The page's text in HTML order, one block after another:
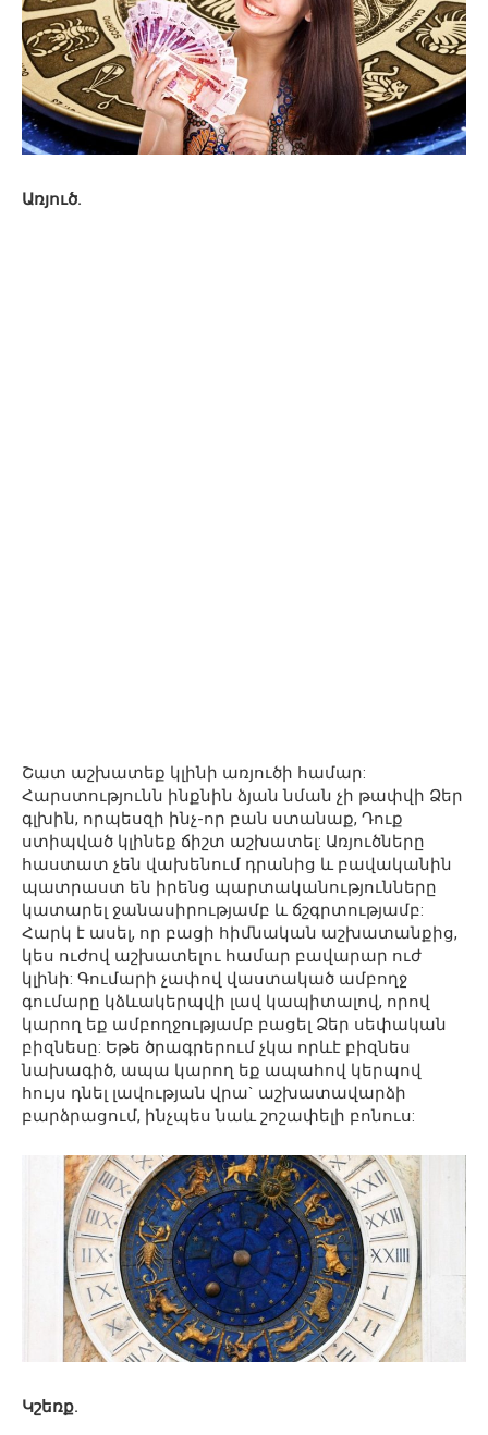
Առյուծ.
Շատ աշխատեք կլինի առյուծի համար:
Հարստությունն ինքնին ձյան նման չի թափվի Ձեր
գլխին, որպեսզի ինչ-որ բան ստանաք, Դուք
ստիպված կլինեք ճիշտ աշխատել: Առյուծները
հաստատ չեն վախենում դրանից և բավականին
պատրաստ են իրենց պարտականությունները
կատարել ջանասիրությամբ և ճշգրտությամբ:
Հարկ է ասել, որ բացի հիմնական աշխատանքից,
կես ուժով աշխատելու համար բավարար ուժ
կլինի: Գումարի չափով վաստակած ամբողջ
գումարը կձևակերպվի լավ կապիտալով, որով
կարող եք ամբողջությամբ բացել Ձեր սեփական
բիզնեսը: Եթե ​​ծրագրերում չկա որևէ բիզնես
նախագիծ, ապա կարող եք ապահով կերպով
հույս դնել լավության վրա` աշխատավարձի
բարձրացում, ինչպես նաև շոշափելի բոնուս:
Կշեռք.